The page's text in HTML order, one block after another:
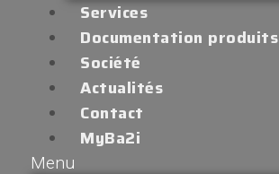
Services
Documentation produits
Société
Actualités
Contact
MyBa2i
Menu